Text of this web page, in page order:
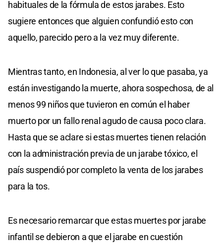
habituales de la fórmula de estos jarabes. Esto
sugiere entonces que alguien confundió esto con
aquello, parecido pero a la vez muy diferente.
Mientras tanto, en Indonesia, al ver lo que pasaba, ya
están investigando la muerte, ahora sospechosa, de al
menos 99 niños que tuvieron en común el haber
muerto por un fallo renal agudo de causa poco clara.
Hasta que se aclare si estas muertes tienen relación
con la administración previa de un jarabe tóxico, el
país suspendió por completo la venta de los jarabes
para la tos.
Es necesario remarcar que estas muertes por jarabe
infantil se debieron a que el jarabe en cuestión